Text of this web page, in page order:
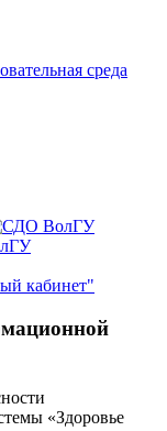
среда
кабинет"
«Здоровье